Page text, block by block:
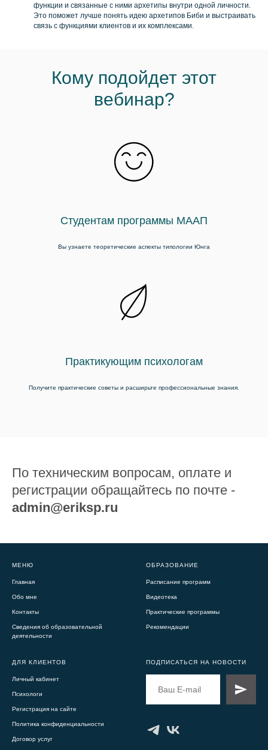
функции и связанные с ними архетипы внутри одной личности.
Это поможет лучше понять идею архетипов Биби и выстраивать
связь с функциями клиентов и их комплексами.
Кому подойдет этот
вебинар?
Студентам программы МААП
Вы узнаете теоретические аспекты типологии Юнга
Практикующим психологам
Получите практические советы и расширьте профессиональные знания.
По техническим вопросам, оплате и
регистрации обращайтесь по почте -
admin@eriksp.ru
МЕНЮ
Главная
Обо мне
Контакты
Сведения об образовательной
деятельности
ОБРАЗОВАНИЕ
Расписание программ
Видеотека
Практические программы
Рекомендации
ДЛЯ КЛИЕНТОВ
Личный кабинет
Психологи
Регистрация на сайте
Политика конфиденциальности
Договор услуг
ПОДПИСАТЬСЯ НА НОВОСТИ